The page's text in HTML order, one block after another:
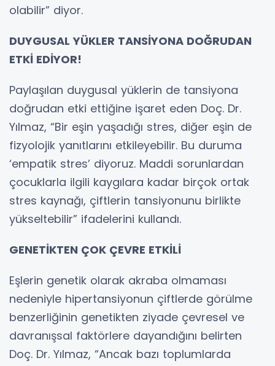
olabilir” diyor.
DUYGUSAL YÜKLER TANSİYONA DOĞRUDAN
ETKİ EDİYOR!
Paylaşılan duygusal yüklerin de tansiyona
doğrudan etki ettiğine işaret eden Doç. Dr.
Yılmaz, “Bir eşin yaşadığı stres, diğer eşin de
fizyolojik yanıtlarını etkileyebilir. Bu duruma
‘empatik stres’ diyoruz. Maddi sorunlardan
çocuklarla ilgili kaygılara kadar birçok ortak
stres kaynağı, çiftlerin tansiyonunu birlikte
yükseltebilir” ifadelerini kullandı.
GENETİKTEN ÇOK ÇEVRE ETKİLİ
Eşlerin genetik olarak akraba olmaması
nedeniyle hipertansiyonun çiftlerde görülme
benzerliğinin genetikten ziyade çevresel ve
davranışsal faktörlere dayandığını belirten
Doç. Dr. Yılmaz, “Ancak bazı toplumlarda